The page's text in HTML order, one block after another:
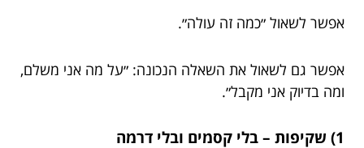
אפשר לשאול ״כמה זה עולה״.
אפשר גם לשאול את השאלה הנכונה: ״על מה אני משלם,
ומה בדיוק אני מקבל״.
1) שקיפות – בלי קסמים ובלי דרמה